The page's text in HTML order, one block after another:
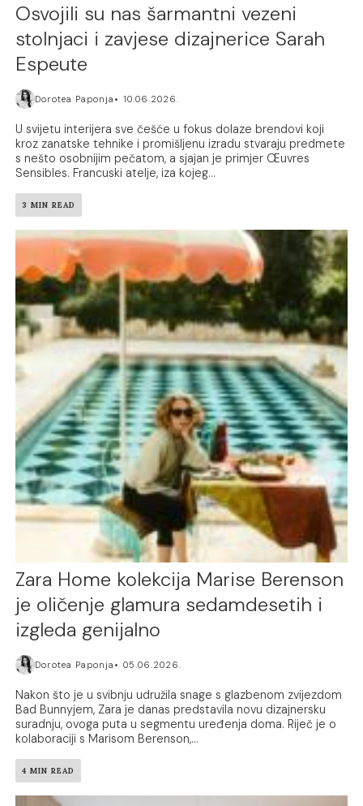
Osvojili su nas šarmantni vezeni
stolnjaci i zavjese dizajnerice Sarah
Espeute
Dorotea Paponja 10.06.2026.
U svijetu interijera sve češće u fokus dolaze brendovi koji
kroz zanatske tehnike i promišljenu izradu stvaraju predmete
s nešto osobnijim pečatom, a sjajan je primjer Œuvres
Sensibles. Francuski atelje, iza kojeg...
3 MIN READ
Zara Home kolekcija Marise Berenson
je oličenje glamura sedamdesetih i
izgleda genijalno
Dorotea Paponja 05.06.2026.
Nakon što je u svibnju udružila snage s glazbenom zvijezdom
Bad Bunnyjem, Zara je danas predstavila novu dizajnersku
suradnju, ovoga puta u segmentu uređenja doma. Riječ je o
kolaboraciji s Marisom Berenson,...
4 MIN READ